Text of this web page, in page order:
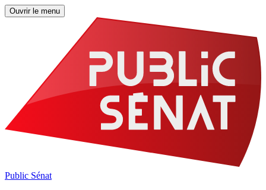
Ouvrir le menu
Public Sénat